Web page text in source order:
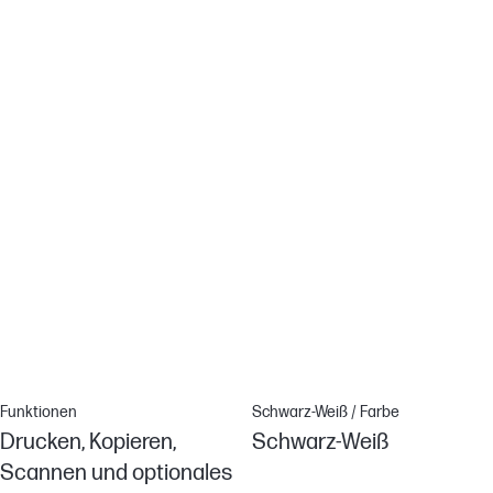
Funktionen
Drucken, Kopieren,
Scannen und optionales
Schwarz-Weiß / Farbe
Schwarz-Weiß